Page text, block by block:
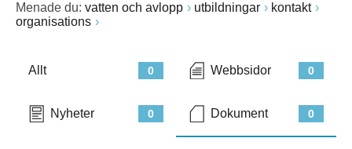
Menade du: vatten och avlopp utbildningar
kontakt
organisations
0
Allt 0
Webbsidor
0
Nyheter 0
Dokument